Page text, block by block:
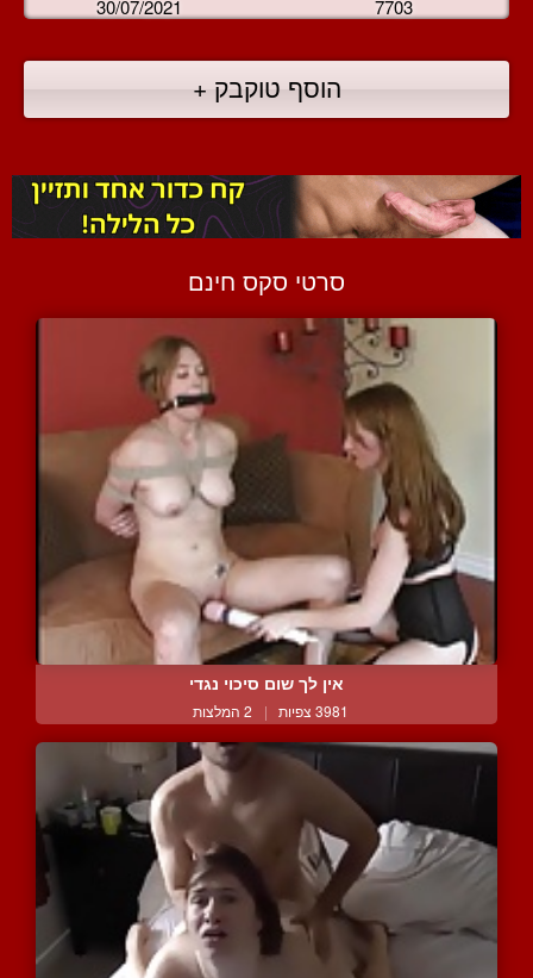
30/07/2021 7703
הוסף טוקבק +
סרטי סקס חינם
אין לך שום סיכוי נגדי
3981 צפיות | 2 המלצות